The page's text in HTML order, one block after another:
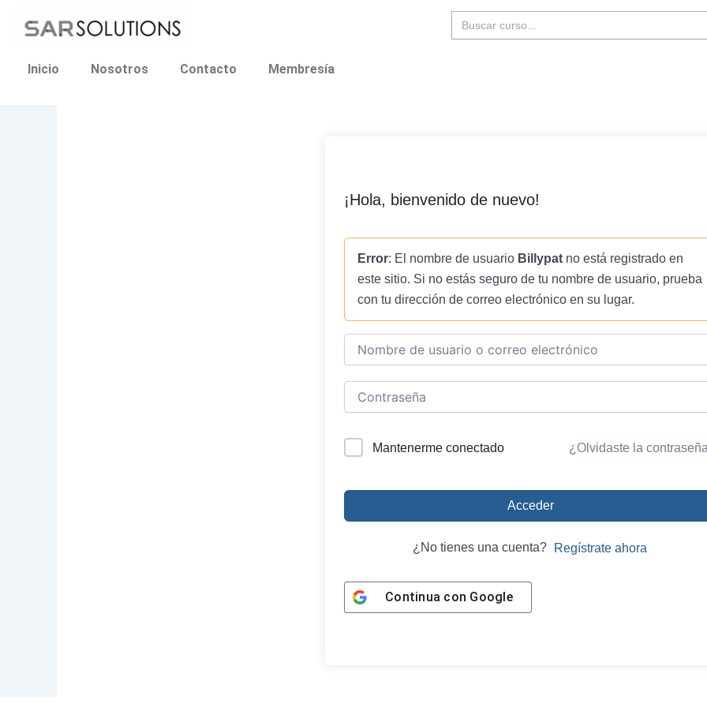
Buscar:
Inicio Nosotros Contacto Membresía
¡Hola, bienvenido de nuevo!
Error: El nombre de usuario Billypat no está registrado en
este sitio. Si no estás seguro de tu nombre de usuario, prueba
con tu dirección de correo electrónico en su lugar.
Mantenerme conectado ¿Olvidaste la
Acceder
¿No tienes una cuenta? Regístrate ahora
Continua con Google